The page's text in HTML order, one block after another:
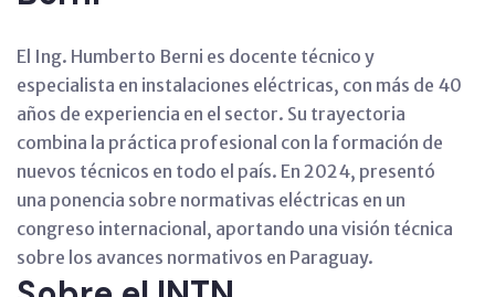
El Ing. Humberto Berni es docente técnico y
especialista en instalaciones eléctricas, con más de 40
años de experiencia en el sector. Su trayectoria
combina la práctica profesional con la formación de
nuevos técnicos en todo el país. En 2024, presentó
una ponencia sobre normativas eléctricas en un
congreso internacional, aportando una visión técnica
sobre los avances normativos en Paraguay.